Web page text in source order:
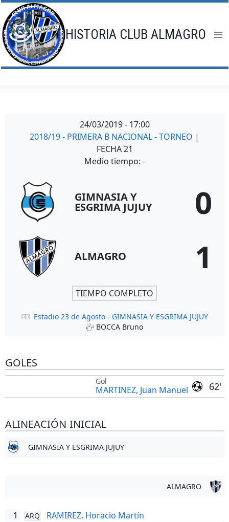
Saltar
al
contenido
HISTORIA CLUB ALMAGRO
24/03/2019 - 17:00
2018/19 - PRIMERA B NACIONAL - TORNEO |
FECHA 21
Medio tiempo: -
GIMNASIA Y
ESGRIMA JUJUY 0
ALMAGRO 1
TIEMPO COMPLETO
Estadio 23 de Agosto - GIMNASIA Y ESGRIMA JUJUY
BOCCA Bruno
GOLES
62'
Gol
MARTINEZ, Juan Manuel
ALINEACIÓN INICIAL
GIMNASIA Y ESGRIMA JUJUY
ALMAGRO
1 ARQ
RAMIREZ, Horacio Martín